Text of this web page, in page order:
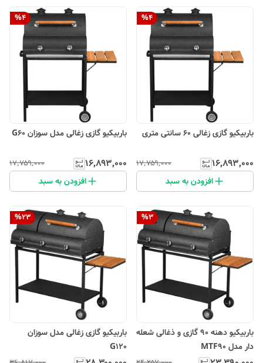
%4
باربیکیو گازی زغالی 60 سانتی متری
۱۶٬۸۹۳٬۰۰۰ ۱۷٬۷۵۹٬۰۰۰
افزودن به سبد
%4
باربیکیو گازی زغالی مدل سوزان G60
۱۶٬۸۹۳٬۰۰۰ ۱۷٬۷۵۹٬۰۰۰
افزودن به سبد
%3
باربیکیو دهنه 90 گازی و ذغالی شعله
دار مدل MTF90
%23
باربیکیو گازی زغالی مدل سوزان
G120